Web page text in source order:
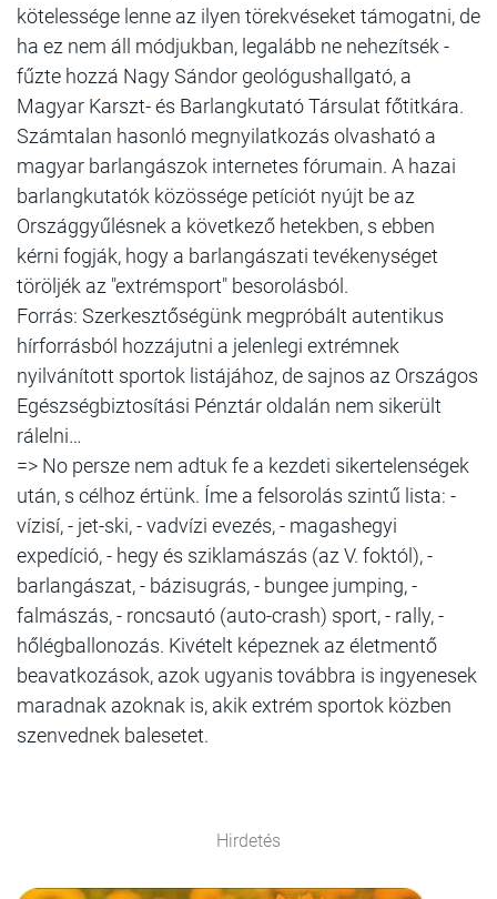
kötelessége lenne az ilyen törekvéseket támogatni, de
ha ez nem áll módjukban, legalább ne nehezítsék -
fűzte hozzá Nagy Sándor geológushallgató, a
Magyar Karszt- és Barlangkutató Társulat főtitkára.
Számtalan hasonló megnyilatkozás olvasható a
magyar barlangászok internetes fórumain. A hazai
barlangkutatók közössége petíciót nyújt be az
Országgyűlésnek a következő hetekben, s ebben
kérni fogják, hogy a barlangászati tevékenységet
töröljék az "extrémsport" besorolásból.
Forrás: Szerkesztőségünk megpróbált autentikus
hírforrásból hozzájutni a jelenlegi extrémnek
nyilvánított sportok listájához, de sajnos az Országos
Egészségbiztosítási Pénztár oldalán nem sikerült
rálelni…
=> No persze nem adtuk fe a kezdeti sikertelenségek
után, s célhoz értünk. Íme a felsorolás szintű lista: -
vízisí, - jet-ski, - vadvízi evezés, - magashegyi
expedíció, - hegy és sziklamászás (az V. foktól), -
barlangászat, - bázisugrás, - bungee jumping, -
falmászás, - roncsautó (auto-crash) sport, - rally, -
hőlégballonozás. Kivételt képeznek az életmentő
beavatkozások, azok ugyanis továbbra is ingyenesek
maradnak azoknak is, akik extrém sportok közben
szenvednek balesetet.
Hirdetés